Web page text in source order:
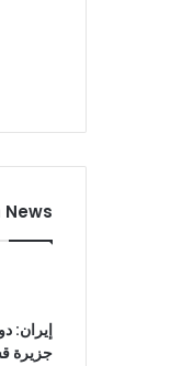
إيران:
جزيرة